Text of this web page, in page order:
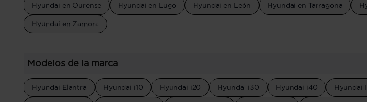
Hyundai en Ourense Hyundai en Lugo Hyundai en León Hyundai en Tarragona
Hyundai en Zamora
Modelos de la marca
Hyundai Elantra Hyundai i10 Hyundai i20 Hyundai i30 Hyundai i40 Hyundai